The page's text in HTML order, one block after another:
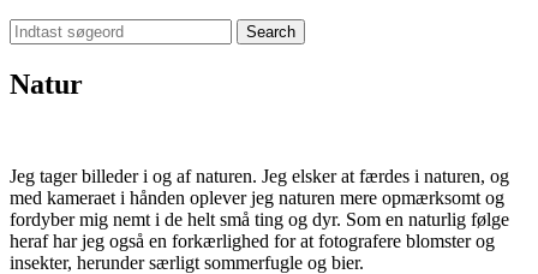
Search
for:
Search
Natur
Jeg tager billeder i og af naturen. Jeg elsker at færdes i naturen, og
med kameraet i hånden oplever jeg naturen mere opmærksomt og
fordyber mig nemt i de helt små ting og dyr. Som en naturlig følge
heraf har jeg også en forkærlighed for at fotografere blomster og
insekter, herunder særligt sommerfugle og bier.